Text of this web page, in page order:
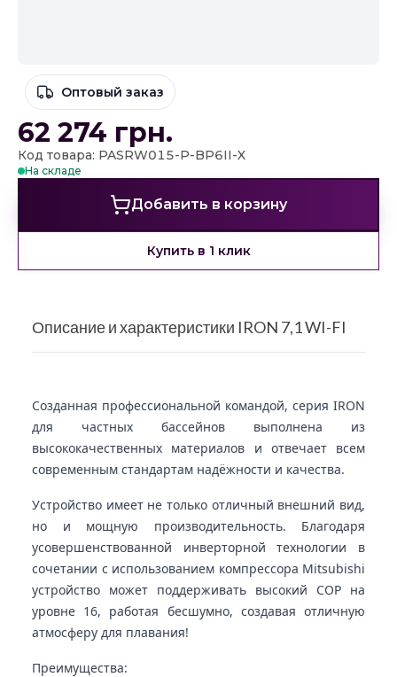
Оптовый заказ
62 274 грн.
Код товара: PASRW015-P-BP6II-X
На складе
Добавить в корзину
Купить в 1 клик
Описание и характеристики IRON 7,1 WI-FI
Созданная профессиональной командой, серия IRON
для частных бассейнов выполнена из
высококачественных материалов и отвечает всем
современным стандартам надёжности и качества.
Устройство имеет не только отличный внешний вид,
но и мощную производительность. Благодаря
усовершенствованной инверторной технологии в
сочетании с использованием компрессора Mitsubishi
устройство может поддерживать высокий COP на
уровне 16, работая бесшумно, создавая отличную
атмосферу для плавания!
Преимущества: